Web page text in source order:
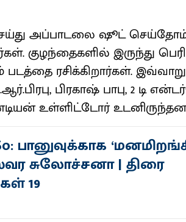
அப்​பாடலை ஷூட்
குழந்​தைகளில் இருந்து
ரசிக்​கிறார்​கள். இவ்வாறு
பிர​காஷ் ​பாபு, 2 டி
உள்​ளிட்​டோர்
பானுவுக்காக
சுலோச்சனா | திரை
19